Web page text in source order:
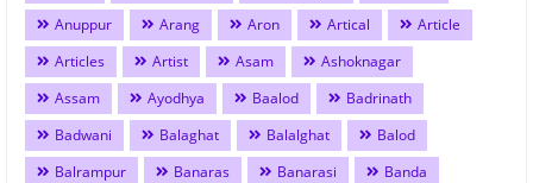
Anuppur
Arang Aron Artical
Article
Articles
Artist Asam
Ashoknagar
Assam
Ayodhya Baalod
Badrinath
Badwani
Balaghat Balalghat
Balod
Balrampur
Banaras Banarasi
Banda